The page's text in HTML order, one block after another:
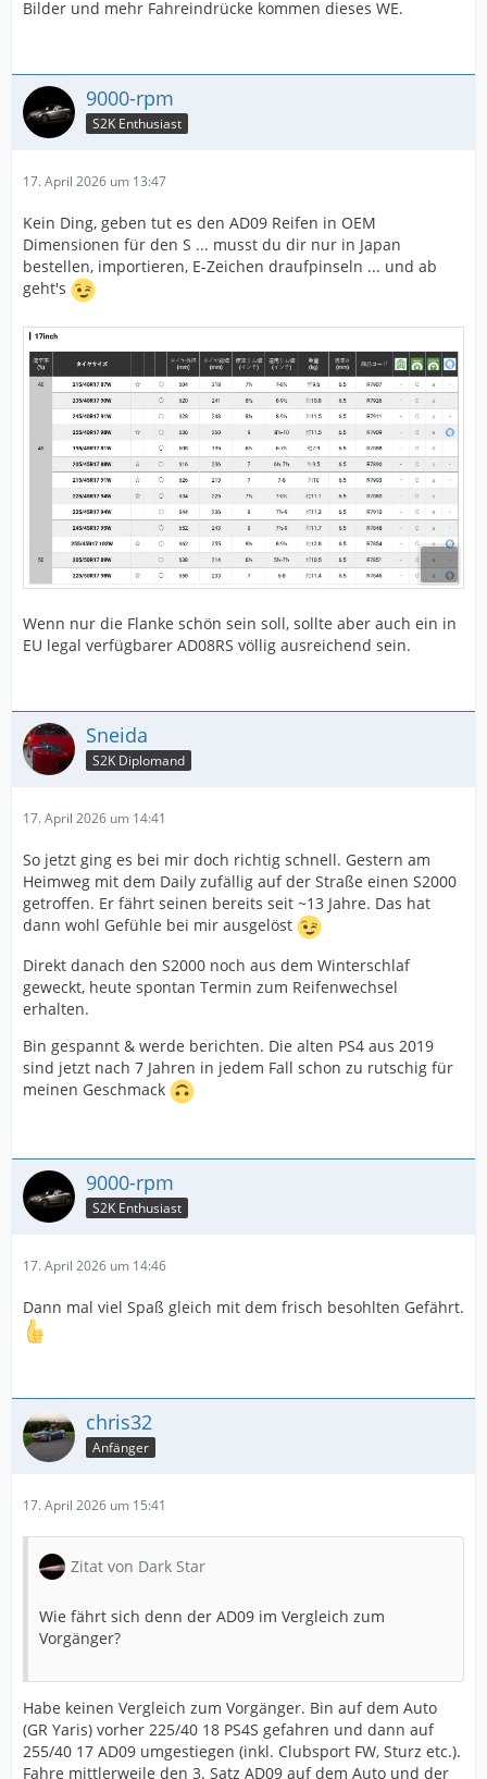
Bilder und mehr Fahreindrücke kommen dieses WE.
9000-rpm
S2K Enthusiast
17. April 2026 um 13:47
Kein Ding, geben tut es den AD09 Reifen in OEM
Dimensionen für den S ... musst du dir nur in Japan
bestellen, importieren, E-Zeichen draufpinseln ... und ab
geht's
Wenn nur die Flanke schön sein soll, sollte aber auch ein in
EU legal verfügbarer AD08RS völlig ausreichend sein.
Sneida
S2K Diplomand
17. April 2026 um 14:41
So jetzt ging es bei mir doch richtig schnell. Gestern am
Heimweg mit dem Daily zufällig auf der Straße einen S2000
getroffen. Er fährt seinen bereits seit ~13 Jahre. Das hat
dann wohl Gefühle bei mir ausgelöst
Direkt danach den S2000 noch aus dem Winterschlaf
geweckt, heute spontan Termin zum Reifenwechsel
erhalten.
Bin gespannt & werde berichten. Die alten PS4 aus 2019
sind jetzt nach 7 Jahren in jedem Fall schon zu rutschig für
meinen Geschmack
9000-rpm
S2K Enthusiast
17. April 2026 um 14:46
Dann mal viel Spaß gleich mit dem frisch besohlten Gefährt.
chris32
Anfänger
17. April 2026 um 15:41
Zitat von Dark Star
Wie fährt sich denn der AD09 im Vergleich zum
Vorgänger?
Habe keinen Vergleich zum Vorgänger. Bin auf dem Auto
(GR Yaris) vorher 225/40 18 PS4S gefahren und dann auf
255/40 17 AD09 umgestiegen (inkl. Clubsport FW, Sturz etc.).
Fahre mittlerweile den 3. Satz AD09 auf dem Auto und der